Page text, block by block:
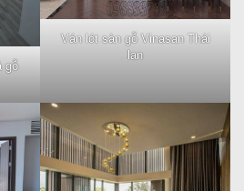
gỗ
Ván lót sàn gỗ Vinasan Thái
lan